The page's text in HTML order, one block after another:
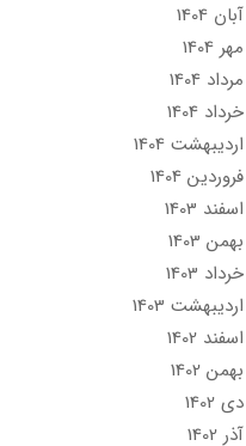
آبان 1404
مهر 1404
مرداد 1404
خرداد 1404
ارديبهشت 1404
فروردین 1404
اسفند 1403
بهمن 1403
خرداد 1403
ارديبهشت 1403
اسفند 1402
بهمن 1402
دی 1402
آذر 1402